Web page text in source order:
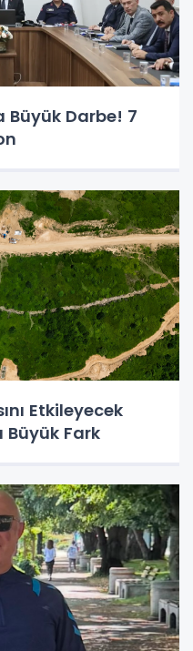
Darbe! 7
Etkileyecek
Büyük Fark